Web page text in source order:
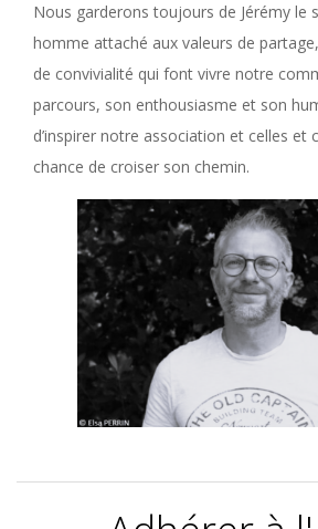
Nous garderons toujours de Jérémy le
homme attaché aux valeurs de
de convivialité qui font vivre notre
parcours, son enthousiasme et son
d’inspirer notre association et celles et
chance de croiser son chemin.